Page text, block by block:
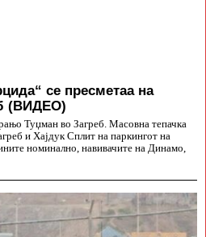
се пресметаа на
(ВИДЕО)
Туџман во Загреб. Масовна тепачка
и Хајдук Сплит на паркингот на
номинално, навивачите на Динамо,